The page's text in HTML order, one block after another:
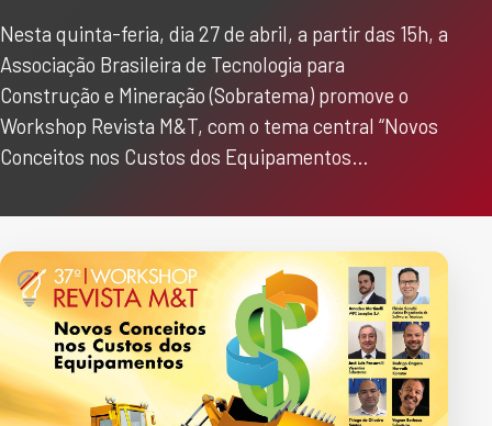
Nesta quinta-feria, dia 27 de abril, a partir das 15h, a
Associação Brasileira de Tecnologia para
Construção e Mineração (Sobratema) promove o
Workshop Revista M&T, com o tema central “Novos
Conceitos nos Custos dos Equipamentos…